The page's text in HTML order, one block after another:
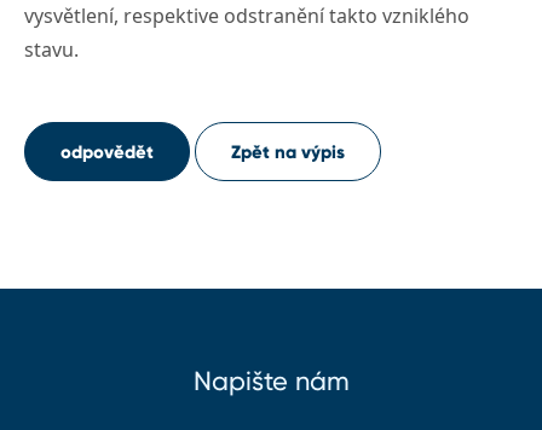
vysvětlení, respektive odstranění takto vzniklého
stavu.
odpovědět Zpět na výpis
Napište nám